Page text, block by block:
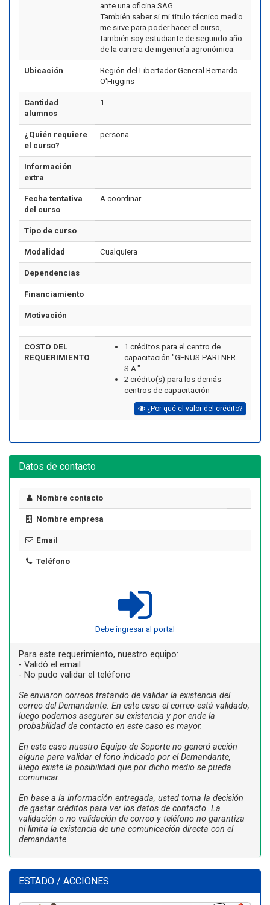
ante una oficina SAG.
También saber si mi titulo técnico medio
me sirve para poder hacer el curso,
también soy estudiante de segundo año
de la carrera de ingeniería agronómica.
Ubicación
Región del Libertador General Bernardo
O'Higgins
Cantidad
alumnos
1
¿Quién requiere
el curso?
persona
Información
extra
Fecha tentativa
del curso
A coordinar
Tipo de curso
Modalidad Cualquiera
Dependencias
Financiamiento
Motivación
COSTO DEL
REQUERIMIENTO
1 créditos para el centro de
capacitación "GENUS PARTNER
S.A."
2 crédito(s) para los demás
centros de capacitación
¿Por qué el valor del crédito?
Datos de contacto
Nombre contacto
Nombre empresa
Email
Teléfono
Debe ingresar al portal
Para este requerimiento, nuestro equipo:
- Validó el email
- No pudo validar el teléfono
Se enviaron correos tratando de validar la existencia del
correo del Demandante. En este caso el correo está validado,
luego podemos asegurar su existencia y por ende la
probabilidad de contacto en este caso es mayor.
En este caso nuestro Equipo de Soporte no generó acción
alguna para validar el fono indicado por el Demandante,
luego existe la posibilidad que por dicho medio se pueda
comunicar.
En base a la información entregada, usted toma la decisión
de gastar créditos para ver los datos de contacto. La
validación o no validación de correo y teléfono no garantiza
ni limita la existencia de una comunicación directa con el
demandante.
ESTADO / ACCIONES